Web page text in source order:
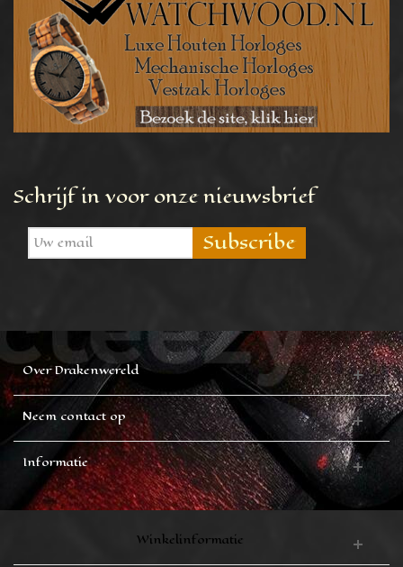
Schrijf in voor onze nieuwsbrief
Subscribe
Over Drakenwereld
Neem contact op
Informatie
Winkelinformatie